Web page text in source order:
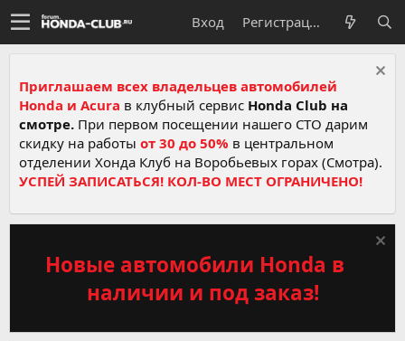
Вход Регистрация
Приглашаем всех владельцев автомобилей
Honda и Acura в клубный сервис Honda Club на
смотре. При первом посещении нашего СТО дарим
скидку на работы от 30 до 50% в центральном
отделении Хонда Клуб на Воробьевых горах (Смотра).
УСПЕЙ ЗАПИСАТЬСЯ! КОЛ-ВО МЕСТ ОГРАНИЧЕНО!
Новые автомобили Honda в
наличии и под заказ!